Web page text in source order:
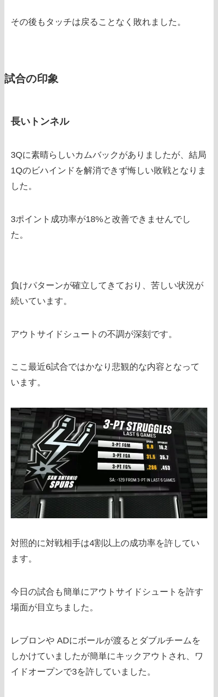
その後もタッチは戻ることなく敗れました。
試合の印象
長いトンネル
3Qに素晴らしいカムバックがありましたが、結局
1Qのビハインドを解消できず悔しい敗戦となりま
した。
3ポイント成功率が18%と改善できませんでし
た。
負けパターンが確立してきており、苦しい状況が
続いています。
アウトサイドシュートの不調が深刻です。
ここ最近6試合ではかなり悲観的な内容となって
います。
対照的に対戦相手は4割以上の成功率を許してい
ます。
今日の試合も簡単にアウトサイドシュートを許す
場面が目立ちました。
レブロンや ADにボールが渡るとダブルチームを
しかけていましたが簡単にキックアウトされ、ワ
イドオープンで3を許していました。